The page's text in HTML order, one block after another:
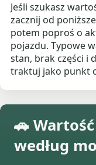
Jeśli szukasz
zacznij od
potem poproś o
pojazdu. Typowe
stan, brak części i
traktuj jako punkt
🚗
według